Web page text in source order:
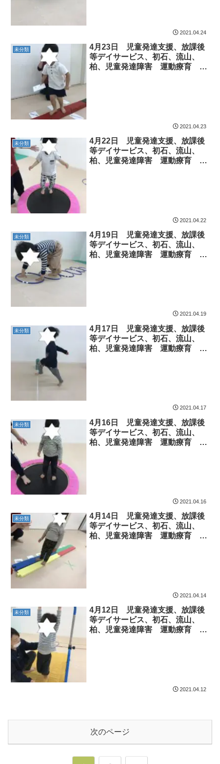
2021.04.24
未分類
4月23日 児童発達支援、放課後
等デイサービス、初石、流山、
柏、児童発達障害 運動療育 柳
2021.04.23
未分類
4月22日 児童発達支援、放課後
等デイサービス、初石、流山、
柏、児童発達障害 運動療育 柳
2021.04.22
未分類
4月19日 児童発達支援、放課後
等デイサービス、初石、流山、
柏、児童発達障害 運動療育 柳
2021.04.19
未分類
4月17日 児童発達支援、放課後
等デイサービス、初石、流山、
柏、児童発達障害 運動療育 柳
2021.04.17
未分類
4月16日 児童発達支援、放課後
等デイサービス、初石、流山、
柏、児童発達障害 運動療育 柳
2021.04.16
未分類
4月14日 児童発達支援、放課後
等デイサービス、初石、流山、
柏、児童発達障害 運動療育 柳
2021.04.14
未分類
4月12日 児童発達支援、放課後
等デイサービス、初石、流山、
柏、児童発達障害 運動療育 柳
2021.04.12
次のページ